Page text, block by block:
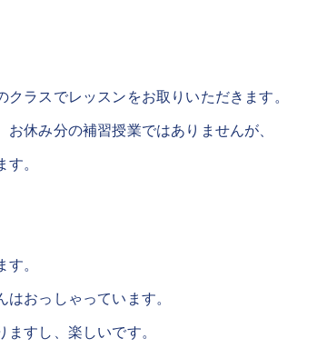
ラスでレッスンをお取りいただきます。
休み分の補習授業ではありませんが、
。
。
おっしゃっています。
すし、楽しいです。